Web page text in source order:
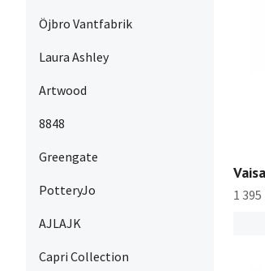
Öjbro Vantfabrik
Laura Ashley
Artwood
8848
Greengate
PotteryJo
AJLAJK
Capri Collection
1